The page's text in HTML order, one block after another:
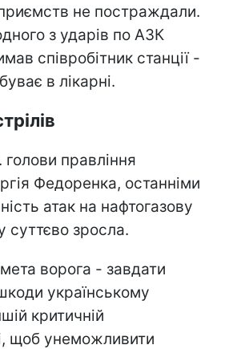
не постраждали.
з ударів по АЗК
співробітник станції -
в лікарні.
правління
Федоренка, останніми
атак на нафтогазову
суттєво зросла.
ворога - завдати
українському
критичній
щоб унеможливити